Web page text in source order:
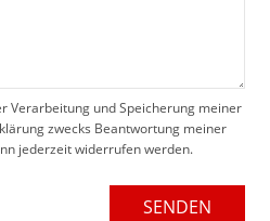
Verarbeitung und Speicherung meiner
zwecks Beantwortung meiner
jederzeit widerrufen werden.
SENDEN